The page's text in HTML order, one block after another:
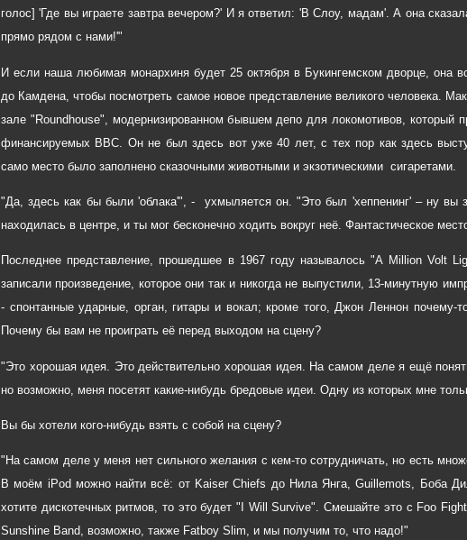
голос] 'Где вы играете завтра вечером?' И я ответил: 'В Слоу, мадам'. А она
прямо рядом с нами!'"
И если наша любимая монархиня будет 25 октября в Букингемском дворце, она
до Камдена, чтобы посмотреть самое новое представление великого человека.
зале "Roundhouse", модернизированном бывшем депо для локомотивов, который
финансируемых BBC. Он не был здесь вот уже 40 лет, с тех пор как здесь
само место было заполнено сказочными животными и экзотическими сигаретами.
"Да, здесь как бы были 'облака'", - ухмыляется он. "Это был 'хеппенинг' – ну вы
находилась в центре, и ты мог бесконечно ходить вокруг неё. Фантастическое
Последнее представление, прошедшее в 1967 году называлось "A Million Volt
записали произведение, которое они так и никогда не выпустили, 13-минутную
- спонтанные ударные, орган, гитары и вокал; кроме того, Джон Леннон почему-
Почему бы вам не проиграть её перед выходом на сцену?
"Это хорошая идея. Это действительно хорошая идея. На самом деле я ещё
но возможно, меня посетят какие-нибудь бредовые идеи. Одну из которых мне
Вы бы хотели кого-нибудь взять с собой на сцену?
"На самом деле у меня нет сильного желания с кем-то сотрудничать, но есть
В моём iPod можно найти всё: от Kaiser Chiefs до Нила Янга, Guillemots, Боба
хотите дискотечных ритмов, то это будет "I Will Survive". Смешайте это с Foo
Sunshine Band, возможно, также Fatboy Slim, и мы получим то, что надо!"